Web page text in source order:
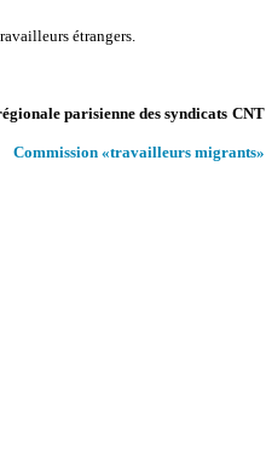
étrangers.
parisienne des syndicats CNT
Commission «travailleurs migrants»